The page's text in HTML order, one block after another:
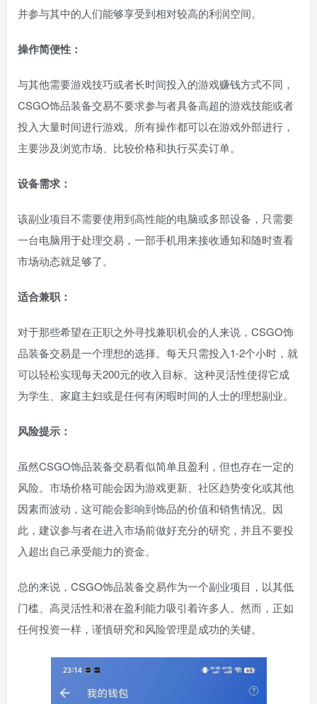
并参与其中的人们能够享受到相对较高的利润空间。
操作简便性：
与其他需要游戏技巧或者长时间投入的游戏赚钱方式不同，
CSGO饰品装备交易不要求参与者具备高超的游戏技能或者
投入大量时间进行游戏。所有操作都可以在游戏外部进行，
主要涉及浏览市场、比较价格和执行买卖订单。
设备需求：
该副业项目不需要使用到高性能的电脑或多部设备，只需要
一台电脑用于处理交易，一部手机用来接收通知和随时查看
市场动态就足够了。
适合兼职：
对于那些希望在正职之外寻找兼职机会的人来说，CSGO饰
品装备交易是一个理想的选择。每天只需投入1-2个小时，就
可以轻松实现每天200元的收入目标。这种灵活性使得它成
为学生、家庭主妇或是任何有闲暇时间的人士的理想副业。
风险提示：
虽然CSGO饰品装备交易看似简单且盈利，但也存在一定的
风险。市场价格可能会因为游戏更新、社区趋势变化或其他
因素而波动，这可能会影响到饰品的价值和销售情况。因
此，建议参与者在进入市场前做好充分的研究，并且不要投
入超出自己承受能力的资金。
总的来说，CSGO饰品装备交易作为一个副业项目，以其低
门槛、高灵活性和潜在盈利能力吸引着许多人。然而，正如
任何投资一样，谨慎研究和风险管理是成功的关键。